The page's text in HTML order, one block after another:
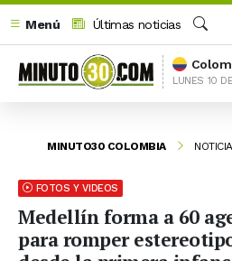
Menú
Últimas noticias
Buscar
LUNES 10
MINUTO30 COLOMBIA
FOTOS Y VIDEOS
Medellín forma a 60
para romper